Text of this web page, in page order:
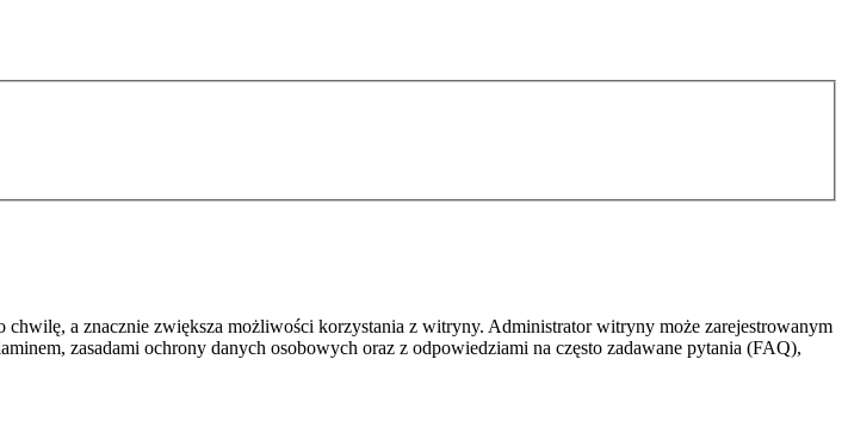
a znacznie zwiększa możliwości korzystania z witryny. Administrator witryny może zarejestrowanym
zasadami ochrony danych osobowych oraz z odpowiedziami na często zadawane pytania (FAQ),